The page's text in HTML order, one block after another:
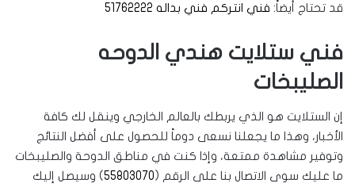
قد تحتاج أيضاً: فني انتركم فني بداله 51762222
فني ستلايت هندي الدوحه
الصليبخات
إن الستلايت هو الذي يربطك بالعالم الخارجي وينقل لك كافة
الأخبار، وهذا ما يجعلنا نسعى دوماً للحصول على أفضل النتائج
وتوفير مشاهدة ممتعة، وإذا كنت في مناطق الدوحة والصليبخات
ما عليك سوى الاتصال بنا على الرقم (55803070) وسيصل إليك